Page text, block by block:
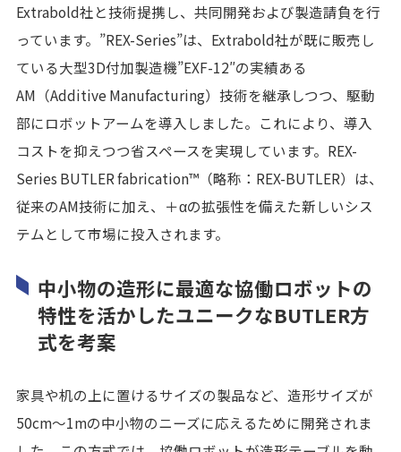
Extrabold社と技術提携し、共同開発および製造請負を行
っています。”REX-Series”は、Extrabold社が既に販売し
ている大型3D付加製造機”EXF-12″の実績ある
AM（Additive Manufacturing）技術を継承しつつ、駆動
部にロボットアームを導入しました。これにより、導入
コストを抑えつつ省スペースを実現しています。REX-
Series BUTLER fabrication™（略称：REX-BUTLER）は、
従来のAM技術に加え、＋αの拡張性を備えた新しいシス
テムとして市場に投入されます。
中小物の造形に最適な協働ロボットの
特性を活かしたユニークなBUTLER方
式を考案
家具や机の上に置けるサイズの製品など、造形サイズが
50cm〜1mの中小物のニーズに応えるために開発されま